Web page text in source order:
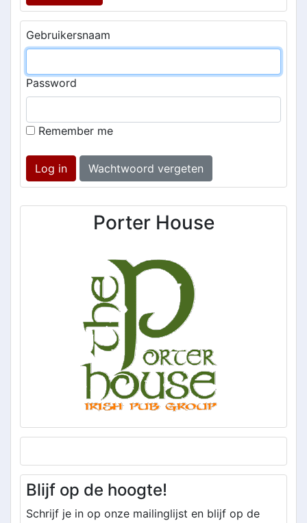
Gebruikersnaam
Password
Remember me
Log in Wachtwoord vergeten
Porter House
Blijf op de hoogte!
Schrijf je in op onze mailinglijst en blijf op de